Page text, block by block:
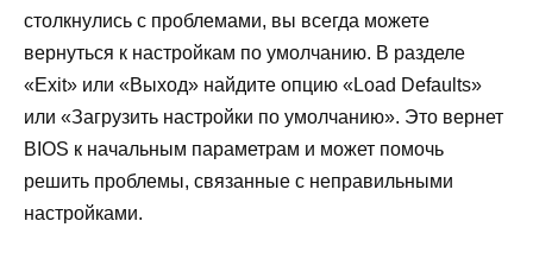
столкнулись с проблемами, вы всегда можете
вернуться к настройкам по умолчанию. В разделе
«Exit» или «Выход» найдите опцию «Load Defaults»
или «Загрузить настройки по умолчанию». Это вернет
BIOS к начальным параметрам и может помочь
решить проблемы, связанные с неправильными
настройками.